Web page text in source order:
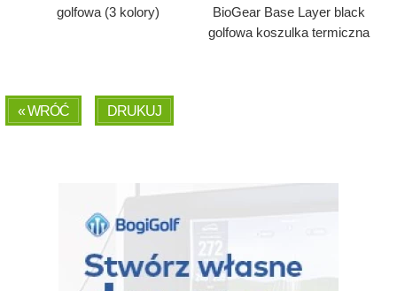
golfowa (3 kolory)
BioGear Base Layer black
golfowa koszulka termiczna
« WRÓĆ DRUKUJ